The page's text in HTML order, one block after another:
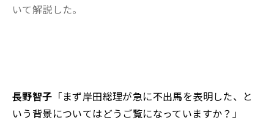
いて解説した。
長野智子 「まず岸田総理が急に不出馬を表明した、と
いう背景についてはどうご覧になっていますか？」